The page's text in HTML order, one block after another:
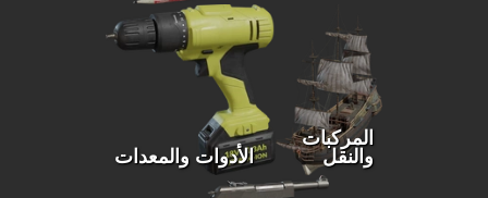
الأدوات والمعدات
المركبات
والنقل